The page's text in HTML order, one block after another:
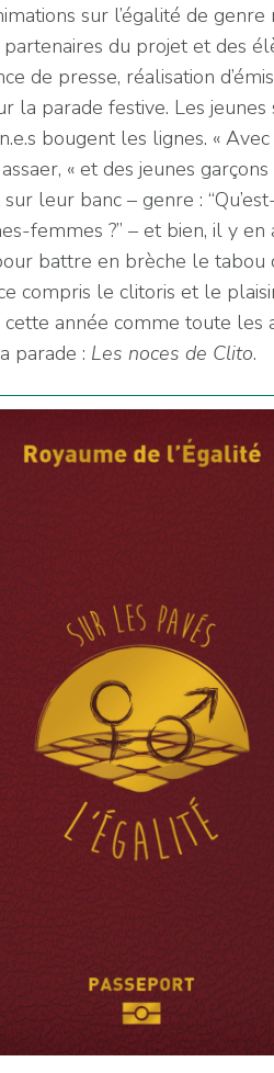
sur l’égalité de
du projet et des
de presse, réalisation
la parade festive. Les
bougent les lignes. «
« et des jeunes
leur banc – genre :
femmes ?” – et bien, il y
battre en brèche le
compris le clitoris et le
cette année comme toute
parade : Les noces de Clito.